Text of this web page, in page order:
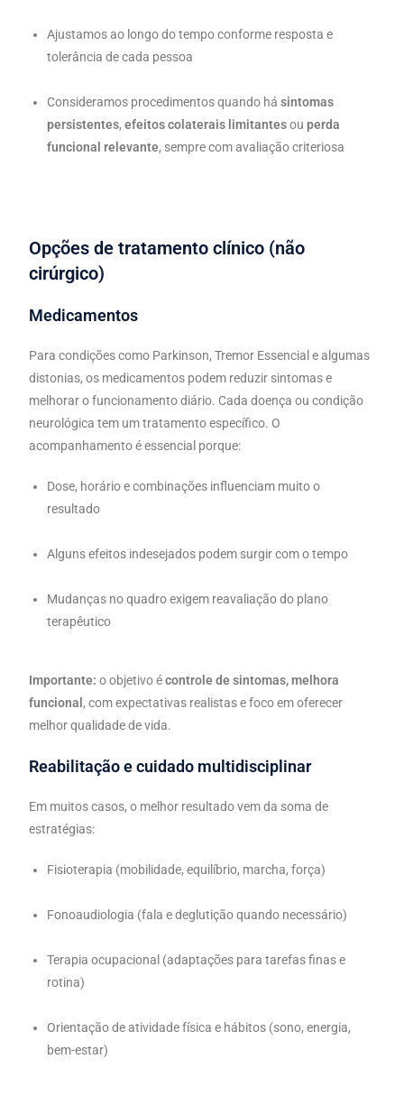
Ajustamos ao longo do tempo conforme resposta e
tolerância de cada pessoa
Consideramos procedimentos quando hásintomas
persistentes,efeitos colaterais limitantesouperda
funcional relevante, sempre com avaliação criteriosa
Opções de tratamento clínico (não
cirúrgico)
Medicamentos
Para condições como Parkinson, Tremor Essencial e algumas
distonias, os medicamentos podem reduzir sintomas e
melhorar o funcionamento diário. Cada doença ou condição
neurológica tem um tratamento específico. O
acompanhamento é essencial porque:
Dose, horário e combinações influenciam muito o
resultado
Alguns efeitos indesejados podem surgir com o tempo
Mudanças no quadro exigem reavaliação do plano
terapêutico
Importante: o objetivo écontrole de sintomas, melhora
funcional , com expectativas realistas e foco em oferecer
melhor qualidade de vida.
Reabilitação e cuidado multidisciplinar
Em muitos casos, o melhor resultado vem da soma de
estratégias:
Fisioterapia (mobilidade, equilíbrio, marcha, força)
Fonoaudiologia (fala e deglutição quando necessário)
Terapia ocupacional (adaptações para tarefas finas e
rotina)
Orientação de atividade física e hábitos (sono, energia,
bem-estar)